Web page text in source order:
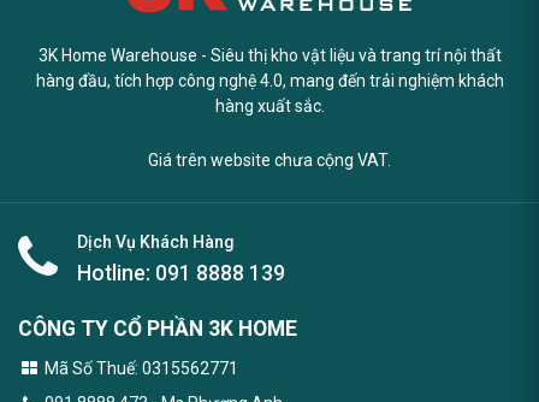
3K Home Warehouse - Siêu thị kho vật liệu và trang trí nội thất
hàng đầu, tích hợp công nghệ 4.0, mang đến trải nghiệm khách
hàng xuất sắc.
Giá trên website chưa cộng VAT.
Dịch Vụ Khách Hàng
Hotline: 091 8888 139
CÔNG TY CỔ PHẦN 3K HOME
Mã Số Thuế: 0315562771